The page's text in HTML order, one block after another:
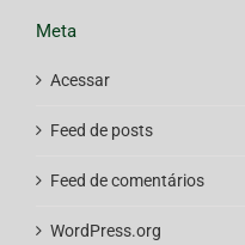
Meta
Acessar
Feed de posts
Feed de comentários
WordPress.org